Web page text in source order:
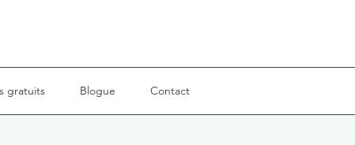
gratuits Blogue Contact